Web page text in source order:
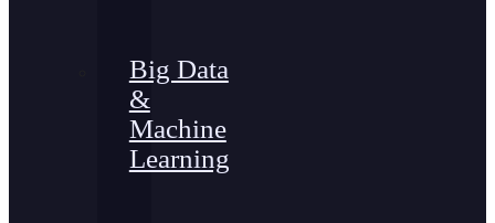
Big Data
&
Machine
Learning